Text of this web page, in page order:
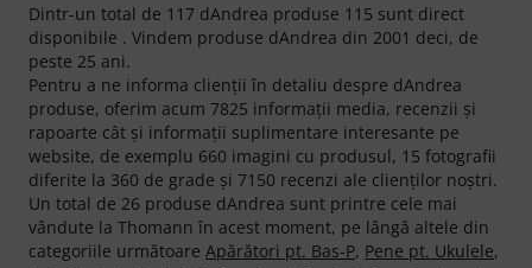
Dintr-un total de 117 dAndrea produse 115 sunt direct
disponibile . Vindem produse dAndrea din 2001 deci, de
peste 25 ani.
Pentru a ne informa clienţii în detaliu despre dAndrea
produse, oferim acum 7825 informaţii media, recenzii şi
rapoarte cât şi informaţii suplimentare interesante pe
website, de exemplu 660 imagini cu produsul, 15 fotografii
diferite la 360 de grade şi 7150 recenzi ale clienţilor noştri.
Un total de 26 produse dAndrea sunt printre cele mai
vândute la Thomann în acest moment, pe lângă altele din
categoriile următoare Apărători pt. Bas-P, Pene pt. Ukulele,